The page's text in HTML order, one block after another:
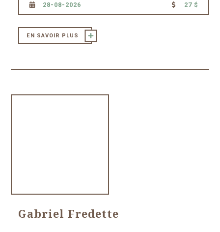
28-08-2026 27 $
EN SAVOIR PLUS
Gabriel Fredette